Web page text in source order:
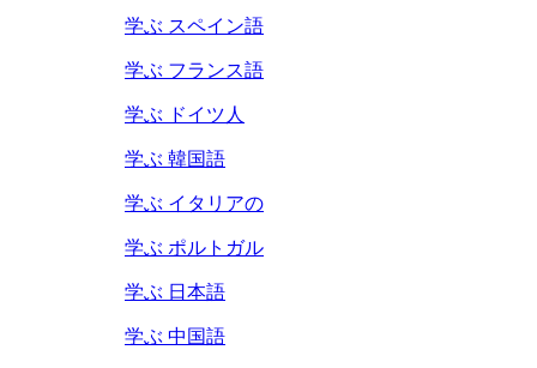
学ぶ スペイン語
学ぶ フランス語
学ぶ ドイツ人
学ぶ 韓国語
学ぶ イタリアの
学ぶ ポルトガル
学ぶ 日本語
学ぶ 中国語